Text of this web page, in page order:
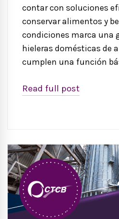
contar con soluciones
conservar alimentos y
condiciones marca una
hieleras domésticas de
cumplen una función
Read full post